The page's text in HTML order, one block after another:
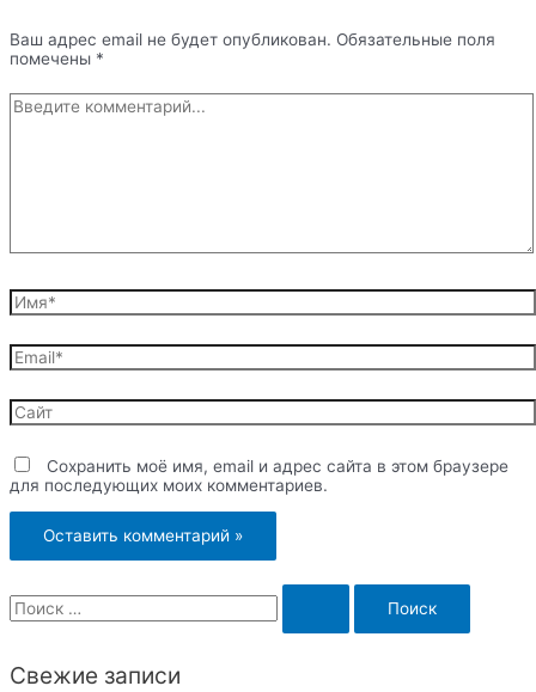
Ваш адрес email не будет опубликован. Обязательные поля
помечены *
Введите
комментарий...
Имя*
Email*
Сайт
Сохранить моё имя, email и адрес сайта в этом браузере
для последующих моих комментариев.
S
a
Свежие записи